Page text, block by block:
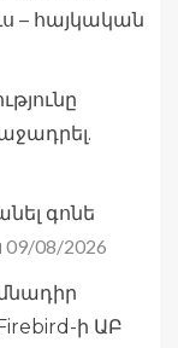
– հայկական
գոնե
09/08/2026
ի ԱԲ